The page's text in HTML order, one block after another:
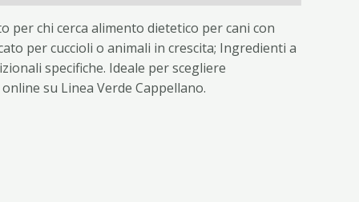
per chi cerca alimento dietetico per cani con
per cuccioli o animali in crescita; Ingredienti a
specifiche. Ideale per scegliere
su Linea Verde Cappellano.